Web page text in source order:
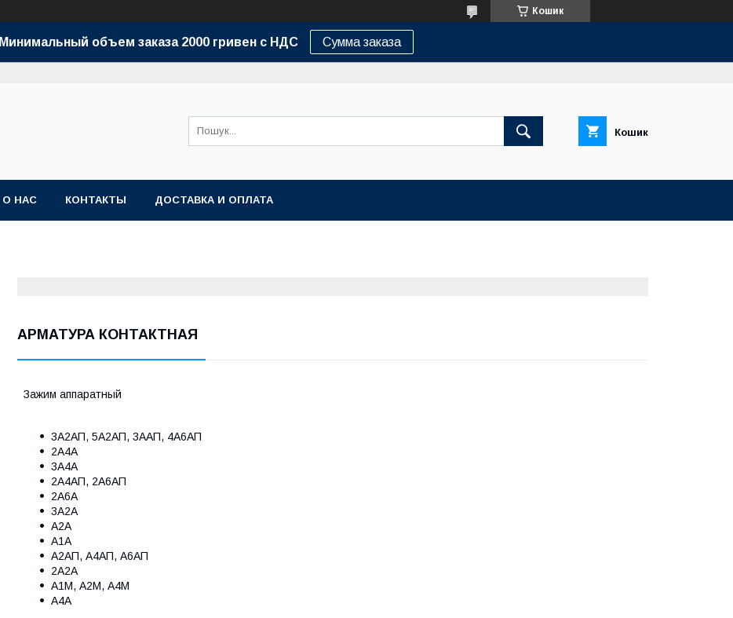
Кошик
Минимальный объем заказа 2000 гривен с НДС Сумма заказа
Кошик
О НАС КОНТАКТЫ ДОСТАВКА И ОПЛАТА
АРМАТУРА КОНТАКТНАЯ
Зажим аппаратный
3А2АП, 5А2АП, 3ААП, 4А6АП
2А4А
3А4А
2А4АП, 2А6АП
2А6А
3А2А
А2А
А1А
А2АП, А4АП, А6АП
2А2А
А1М, А2М, А4М
А4А